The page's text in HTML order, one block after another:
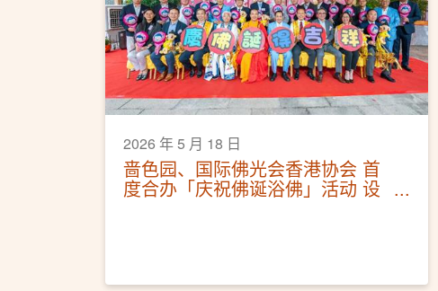
2026 年 5 月 18 日
啬色园、国际佛光会香港协会 首
度合办「庆祝佛诞浴佛」活动 设